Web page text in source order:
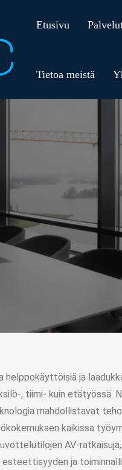
Etusivu
Tietoa meistä
helppokäyttöisiä ja
, tiimi- kuin etätyössä.
mahdollistavat
kaikissa
AV-
ja